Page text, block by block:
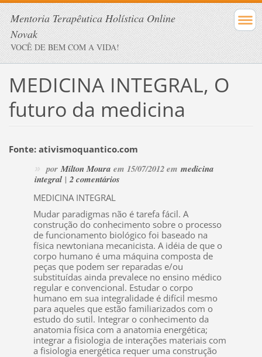
Mentoria Terapêutica Holística Online
Novak
VOCÊ DE BEM COM A VIDA!
MEDICINA INTEGRAL, O
futuro da medicina
Fonte: ativismoquantico.com
» porMilton Mouraem 15/07/2012 em medicina
integral|2 comentários
MEDICINA INTEGRAL
Mudar paradigmas não é tarefa fácil. A
construção do conhecimento sobre o processo
de funcionamento biológico foi baseado na
física newtoniana mecanicista. A idéia de que o
corpo humano é uma máquina composta de
peças que podem ser reparadas e/ou
substituídas ainda prevalece no ensino médico
regular e convencional. Estudar o corpo
humano em sua integralidade é difícil mesmo
para aqueles que estão familiarizados com o
estudo do sutil. Integrar o conhecimento da
anatomia física com a anatomia energética;
integrar a fisiologia de interações materiais com
a fisiologia energética requer uma construção